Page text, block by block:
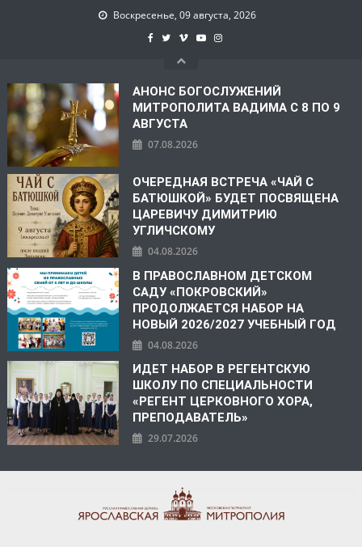
Воскресенье, 09 августа, 2026
АНОНС БОГОСЛУЖЕНИЙ
МИТРОПОЛИТА ВАДИМА С 8 ПО 9
АВГУСТА
07.08.2026
ОЧЕРЕДНАЯ ВСТРЕЧА «ЧАЙ С
БАТЮШКОЙ» БУДЕТ ПОСВЯЩЕНА
ЦАРЕВИЧУ ДИМИТРИЮ
УГЛИЧСКОМУ
04.08.2026
В ПРАВОСЛАВНОМ ДЕТСКОМ
САДУ «ПОКРОВСКИЙ»
ПРОДОЛЖАЕТСЯ НАБОР НА
НОВЫЙ 2026/2027 УЧЕБНЫЙ ГОД
04.08.2026
ИДЕТ НАБОР В РЕГЕНТСКУЮ
ШКОЛУ ПО СПЕЦИАЛЬНОСТИ
«РЕГЕНТ ЦЕРКОВНОГО ХОРА,
ПРЕПОДАВАТЕЛЬ»
29.07.2026